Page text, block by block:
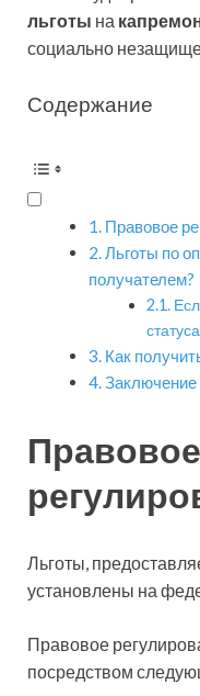
льготы на
социально
Содержание
Правовое
Льготы по
получателем?
статуса
Как
Заключение
Правовое
Льготы,
установлены на
Правовое
посредством